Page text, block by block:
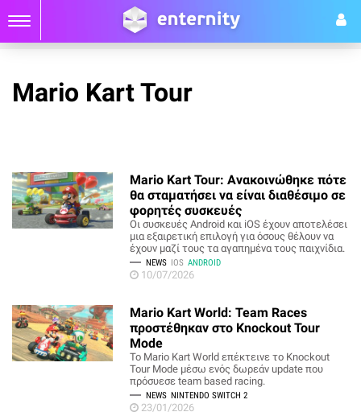
Mario Kart Tour
Mario Kart Tour: Ανακοινώθηκε πότε
θα σταματήσει να είναι διαθέσιμο σε
φορητές συσκευές
Οι συσκευές Android και iOS έχουν αποτελέσει
μια εξαιρετική επιλογή για όσους θέλουν να
έχουν μαζί τους τα αγαπημένα τους παιχνίδια.
NEWS IOS ANDROID
10/07/2026
Mario Kart World: Team Races
προστέθηκαν στο Knockout Tour
Mode
Το Mario Kart World επέκτεινε το Knockout
Tour Mode μέσω ενός δωρεάν update που
πρόσυεσε team based racing.
NEWS NINTENDO SWITCH 2
23/01/2026